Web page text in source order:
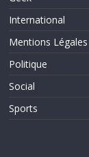
International
Mentions Légales
Politique
Social
Sports